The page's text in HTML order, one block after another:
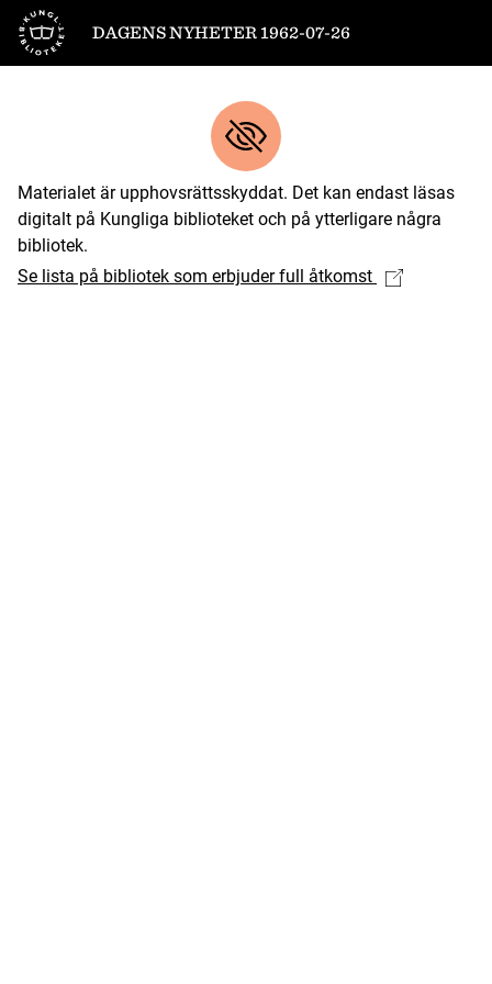
Till startsidan
DAGENS NYHETER 1962-07-26
Materialet är upphovsrättsskyddat. Det kan endast läsas
digitalt på Kungliga biblioteket och på ytterligare några
bibliotek.
Se lista på bibliotek som erbjuder full åtkomst